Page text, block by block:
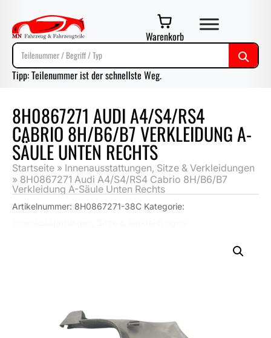
Warenkorb
Tipp: Teilenummer ist der schnellste Weg.
8H0867271 AUDI A4/S4/RS4
CABRIO 8H/B6/B7 VERKLEIDUNG A-
SÄULE UNTEN RECHTS
Startseite » Innenausstattungen, Sitze & Verkleidungen
» 8H0867271 Audi A4/S4/RS4 Cabrio 8H/B6/B7
Verkleidung A-Säule Unten Rechts
Artikelnummer: 8H0867271-38C Kategorie: